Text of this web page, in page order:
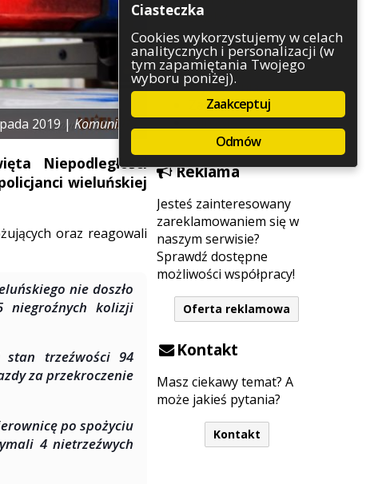
Służby
Sport
Środowisko
Szkolnictwo
Wydarzenia
Zapowiedzi
Zdrowie
Reklama
Jesteś zainteresowany
zareklamowaniem się w
naszym serwisie?
Sprawdź dostępne
możliwości współpracy!
Oferta reklamowa
Kontakt
Masz ciekawy temat? A
może jakieś pytania?
Kontakt
2019 |Komunikaty
Niepodległości
wieluńskiej
oraz reagowali
nie doszło
niegroźnych kolizji
trzeźwości 94
za przekroczenie
po spożyciu
4 nietrzeźwych
Ciasteczka
Cookies wykorzystujemy w celach
analitycznych i personalizacji (w
tym zapamiętania Twojego
wyboru poniżej).
Zaakceptuj
Odmów